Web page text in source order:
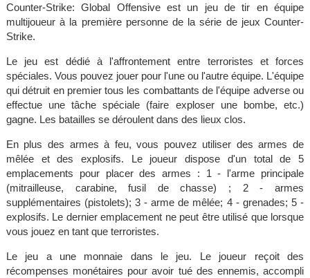
Counter-Strike: Global Offensive est un jeu de tir en équipe
multijoueur à la première personne de la série de jeux Counter-
Strike.
Le jeu est dédié à l'affrontement entre terroristes et forces
spéciales. Vous pouvez jouer pour l'une ou l'autre équipe. L'équipe
qui détruit en premier tous les combattants de l'équipe adverse ou
effectue une tâche spéciale (faire exploser une bombe, etc.)
gagne. Les batailles se déroulent dans des lieux clos.
En plus des armes à feu, vous pouvez utiliser des armes de
mêlée et des explosifs. Le joueur dispose d'un total de 5
emplacements pour placer des armes : 1 - l'arme principale
(mitrailleuse, carabine, fusil de chasse) ; 2 - armes
supplémentaires (pistolets); 3 - arme de mêlée; 4 - grenades; 5 -
explosifs. Le dernier emplacement ne peut être utilisé que lorsque
vous jouez en tant que terroristes.
Le jeu a une monnaie dans le jeu. Le joueur reçoit des
récompenses monétaires pour avoir tué des ennemis, accompli